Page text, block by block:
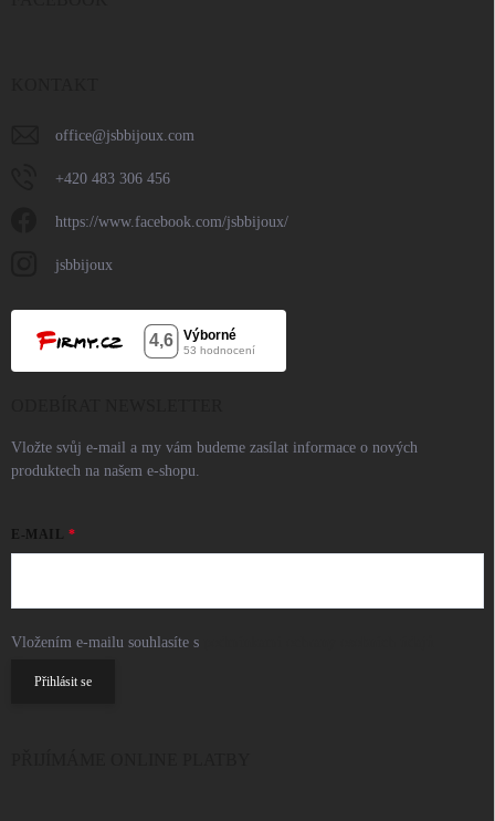
office@jsbbijoux.com
+420 483 306 456
https://www.facebook.com/jsbbijoux/
jsbbijoux
Vložte svůj e-mail a my vám budeme zasílat informace o nových
produktech na našem e-shopu.
E-MAIL
Vložením e-mailu souhlasíte s
Přihlásit se